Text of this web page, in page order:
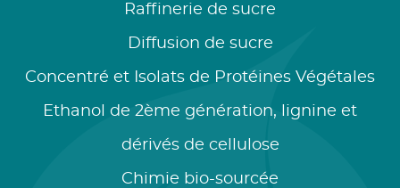
Raffinerie de sucre
Diffusion de sucre
Concentré et Isolats de Protéines Végétales
Ethanol de 2ème génération, lignine et
dérivés de cellulose
Chimie bio-sourcée